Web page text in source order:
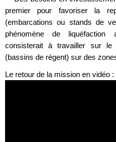
premier pour favoriser la
(embarcations ou stands de
phénomène de
consisterait à travailler sur
(bassins de régent) sur des
Le retour de la mission en vidéo :